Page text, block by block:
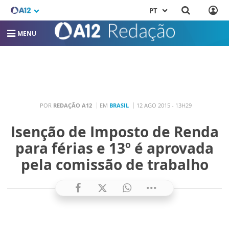
PT
MENU
POR REDAÇÃO A12 EM BRASIL 12 AGO 2015 - 13H29
Isenção de Imposto de Renda
para férias e 13º é aprovada
pela comissão de trabalho